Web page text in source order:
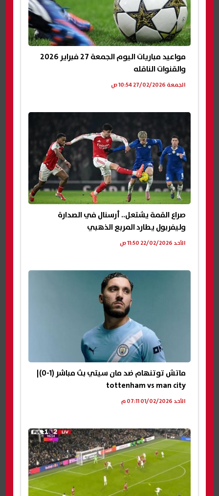
مواعيد مباريات اليوم الجمعة 27 فبراير 2026
والقنوات الناقله
الجمعة 27/02/2026 10:54 ص
صراع القمة يشتعل.. أرسنال في الصدارة
وليفربول يطارد المربع الذهبي
الأحد 22/02/2026 11:50 ص
ماتش توتنهام ضد مان سيتي بث مباشر (1-0)|
tottenham vs man city
الأحد 01/02/2026 07:11 م